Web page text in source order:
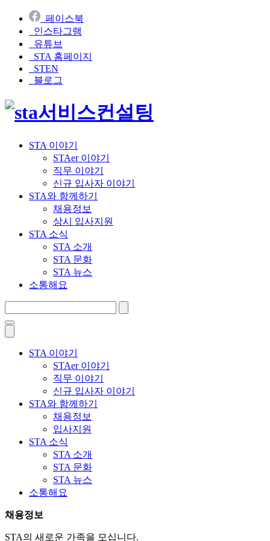
페이스북
인스타그램
유튜브
STA 홈페이지
STEN
블로그
STA 이야기
STAer 이야기
직무 이야기
신규 입사자 이야기
STA와 함께하기
채용정보
상시 입사지원
STA 소식
STA 소개
STA 문화
STA 뉴스
소통해요
STA 이야기
STAer 이야기
직무 이야기
신규 입사자 이야기
STA와 함께하기
채용정보
입사지원
STA 소식
STA 소개
STA 문화
STA 뉴스
소통해요
채용정보
STA의 새로운 가족을 모십니다.